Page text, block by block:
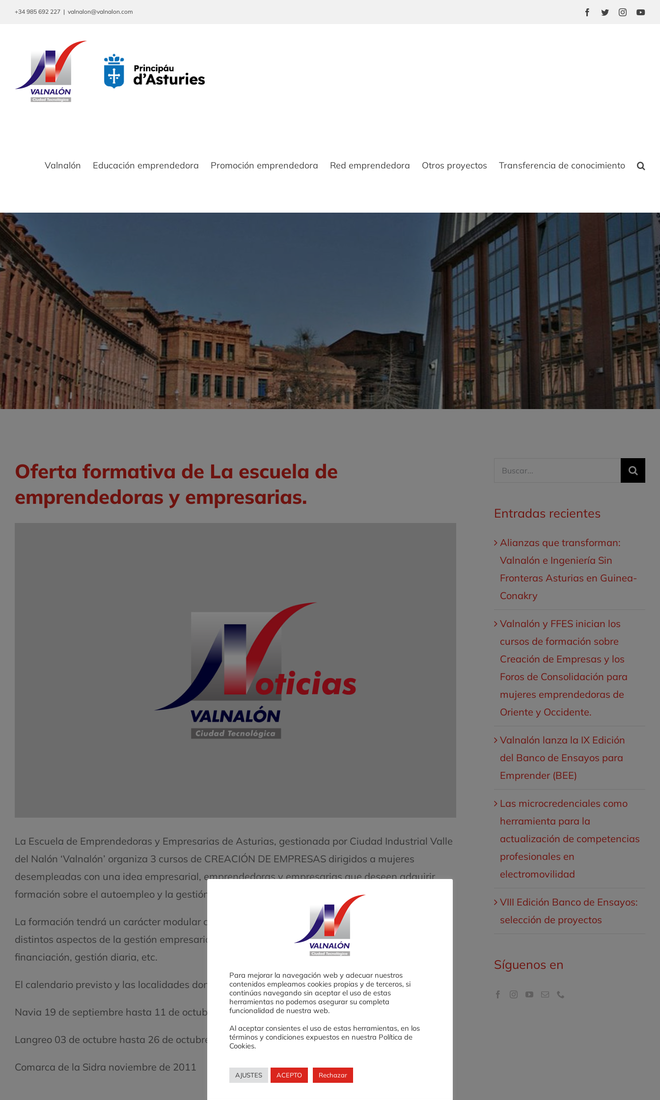
Saltar+34 985 692 227 | valnalon@valnalon.com Facebook
TwitterInstagram
Valnalón Educación emprendedora Promoción emprendedora Red emprendedora Otros proyectos Transferencia de conocimiento
Oferta formativa de La escuela de
emprendedoras y empresarias.
La Escuela de Emprendedoras y Empresarias de Asturias, gestionada por Ciudad Industrial Valle
del Nalón ‘Valnalón’ organiza 3 cursos de CREACIÓN DE EMPRESAS dirigidos a mujeres
desempleadas con una idea empresarial, emprendedoras y empresarias que deseen adquirir
formación sobre el autoempleo y la gestión empresarial.
La formación tendrá un carácter modular con un total de 68 horas en las que se abordan los
distintos aspectos de la gestión empresarial: capacidades emprendedoras, marketing,
financiación, gestión diaria, etc.
El calendario previsto y las localidades donde se impartirán son las siguientes:
Navia 19 de septiembre hasta 11 de octubre de 2011
Langreo 03 de octubre hasta 26 de octubre de 2011
Comarca de la Sidra noviembre de 2011
Buscar:
Entradas recientes
Alianzas que transforman:
Valnalón e Ingeniería Sin
Fronteras Asturias en Guinea-
Conakry
Valnalón y FFES inician los
cursos de formación sobre
Creación de Empresas y los
Foros de Consolidación para
mujeres emprendedoras de
Oriente y Occidente.
Valnalón lanza la IX Edición
del Banco de Ensayos para
Emprender (BEE)
Las microcredenciales como
herramienta para la
actualización de competencias
profesionales en
electromovilidad
VIII Edición Banco de Ensayos:
selección de proyectos
Síguenos en
Para mejorar la navegación web y adecuar nuestros
contenidos empleamos cookies propias y de terceros, si
continúas navegando sin aceptar el uso de estas
herramientas no podemos asegurar su completa
funcionalidad de nuestra web.
Al aceptar consientes el uso de estas herramientas, en los
términos y condiciones expuestos en nuestra Política de
Cookies.
AJUSTES ACEPTO Rechazar